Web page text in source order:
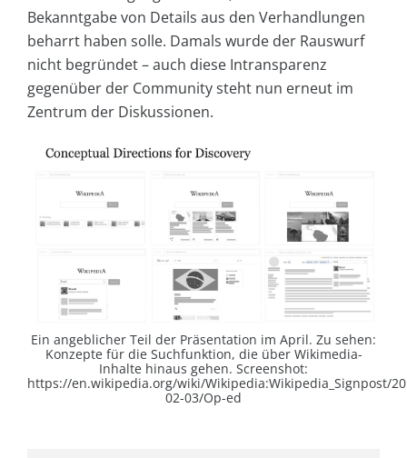
Bekanntgabe von Details aus den Verhandlungen
beharrt haben solle. Damals wurde der Rauswurf
nicht begründet – auch diese Intransparenz
gegenüber der Community steht nun erneut im
Zentrum der Diskussionen.
Ein angeblicher Teil der Präsentation im April. Zu sehen:
Konzepte für die Suchfunktion, die über Wikimedia-
Inhalte hinaus gehen. Screenshot:
https://en.wikipedia.org/wiki/Wikipedia:Wikipedia_Signpost/
02-03/Op-ed